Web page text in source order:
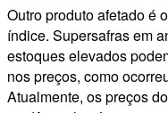
Outro produto afetado é
índice. Supersafras em
estoques elevados
nos preços, como
Atualmente, os preços